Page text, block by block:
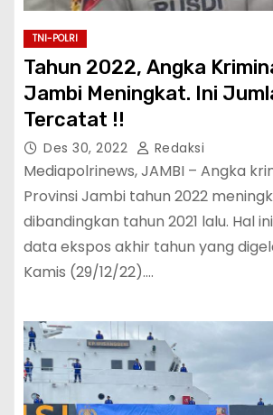
TNI-POLRI
Tahun 2022, Angka
Jambi Meningkat. Ini
Tercatat !!
Des 30, 2022 Redaksi
Mediapolrinews, JAMBI – Angka
Provinsi Jambi tahun 2022
dibandingkan tahun 2021 lalu. Hal
data ekspos akhir tahun yang
Kamis (29/12/22).…